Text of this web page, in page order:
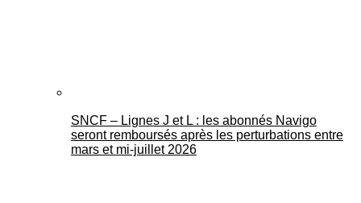
SNCF – Lignes J et L : les abonnés Navigo
seront remboursés après les perturbations entre
mars et mi-juillet 2026